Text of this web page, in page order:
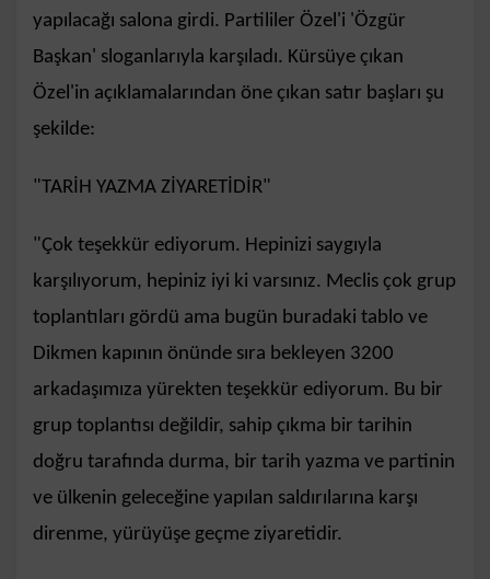
yapılacağı salona girdi. Partililer Özel'i 'Özgür
Başkan' sloganlarıyla karşıladı. Kürsüye çıkan
Özel'in açıklamalarından öne çıkan satır başları şu
şekilde:
"TARİH YAZMA ZİYARETİDİR"
"Çok teşekkür ediyorum. Hepinizi saygıyla
karşılıyorum, hepiniz iyi ki varsınız. Meclis çok grup
toplantıları gördü ama bugün buradaki tablo ve
Dikmen kapının önünde sıra bekleyen 3200
arkadaşımıza yürekten teşekkür ediyorum. Bu bir
grup toplantısı değildir, sahip çıkma bir tarihin
doğru tarafında durma, bir tarih yazma ve partinin
ve ülkenin geleceğine yapılan saldırılarına karşı
direnme, yürüyüşe geçme ziyaretidir.